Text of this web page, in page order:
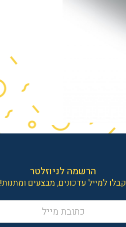
הרשמה לניוזלטר
קבלו למייל עדכונים, מבצעים ומתנות!